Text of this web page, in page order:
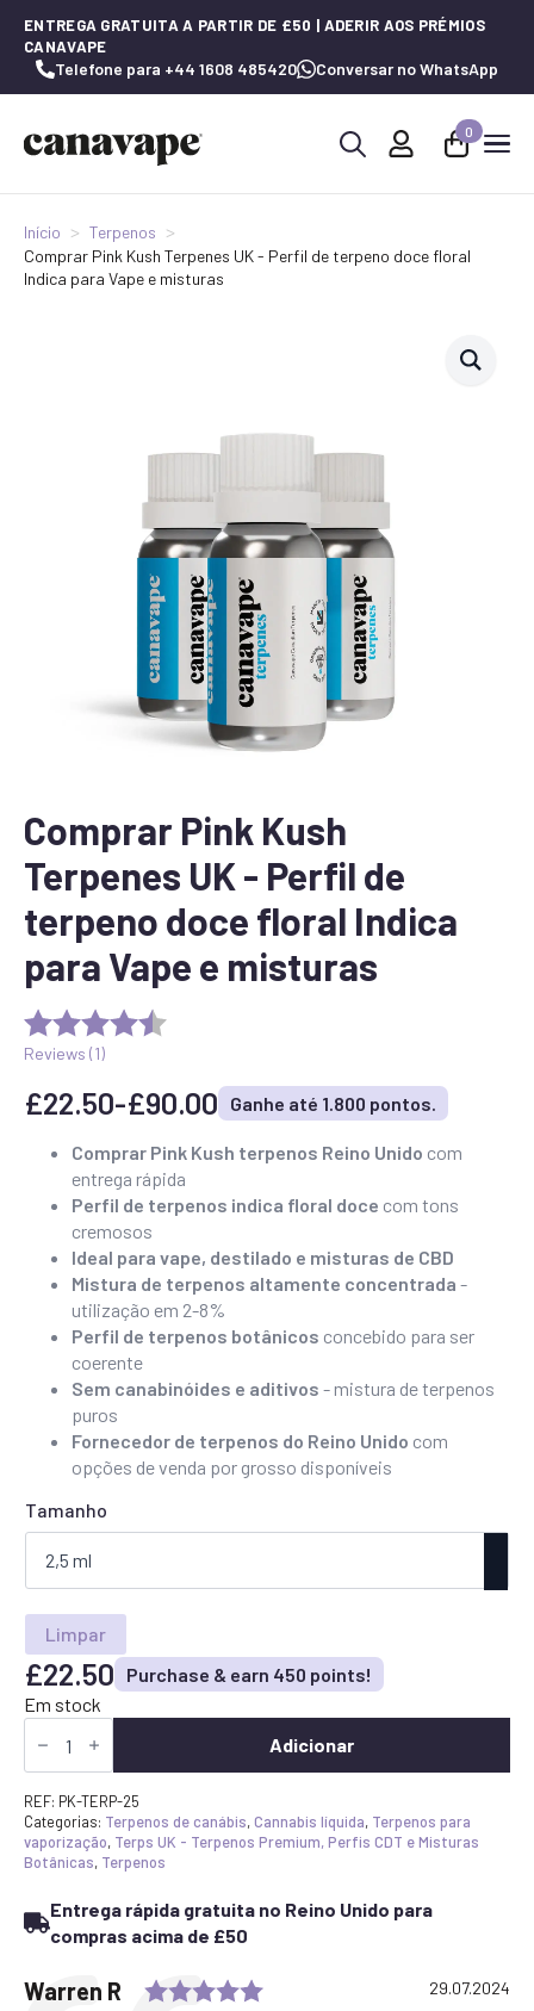
ENTREGA GRATUITA A PARTIR DE £50 | ADERIR AOS PRÉMIOS
CANAVAPE
Telefone para +44 1608 485420 Conversar no WhatsApp
0
Início
Terpenos
Comprar Pink Kush Terpenes UK - Perfil de terpeno doce floral
Indica para Vape e misturas
Comprar Pink Kush
Terpenes UK - Perfil de
terpeno doce floral Indica
para Vape e misturas
Reviews (1)
£22.50-£90.00
Faixa
de
preço:
£22,50
£90,00
Ganhe até 1.800 pontos.
Comprar Pink Kush terpenos Reino Unido com
entrega rápida
Perfil de terpenos indica floral doce com tons
cremosos
Ideal para vape, destilado e misturas de CBD
Mistura de terpenos altamente concentrada -
utilização em 2-8%
Perfil de terpenos botânicos concebido para ser
coerente
Sem canabinóides e aditivos - mistura de terpenos
puros
Fornecedor de terpenos do Reino Unido com
opções de venda por grosso disponíveis
Tamanho
Limpar
£22.50
Purchase & earn 450 points!
Em stock
Quantidade
de
Kush
Terpenes
UK
-
terpeno
doce
para
Adicionar
REF: PK-TERP-25
Categorias: Terpenos de canábis,Cannabis líquida, Terpenos para
vaporização, Terps UK - Terpenos Premium, Perfis CDT e Misturas
Botânicas, Terpenos
Entrega rápida gratuita no Reino Unido para
compras acima de £50
Testimonial
Author:
Warren R Rating: 5.0 out of 5 stars
Date:
29.07.2024